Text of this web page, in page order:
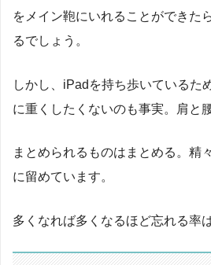
をメイン鞄にいれることができた
るでしょう。
しかし、iPadを持ち歩いているた
に重くしたくないのも事実。肩と
まとめられるものはまとめる。精
に留めています。
多くなれば多くなるほど忘れる率